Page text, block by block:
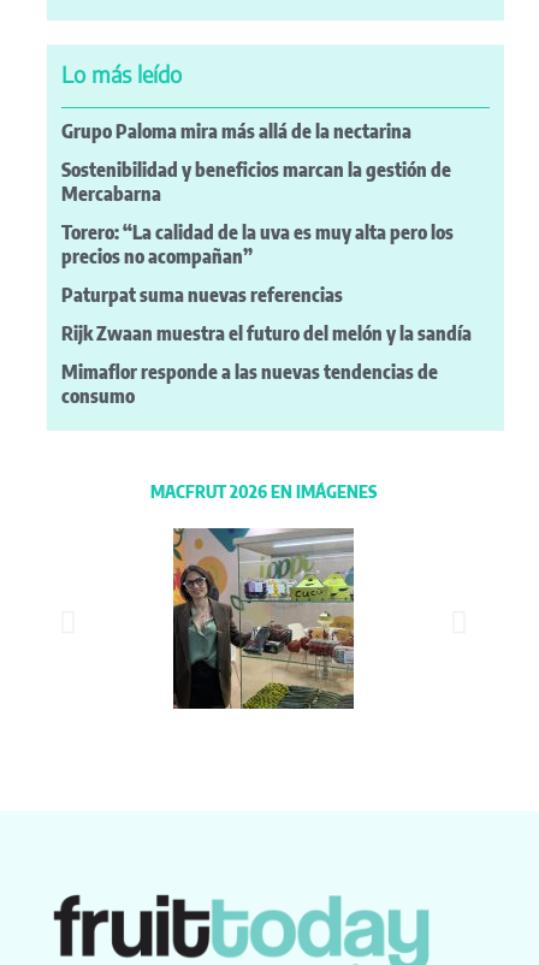
Lo más leído
Grupo Paloma mira más allá de la nectarina
Sostenibilidad y beneficios marcan la gestión de
Mercabarna
Torero: “La calidad de la uva es muy alta pero los
precios no acompañan”
Paturpat suma nuevas referencias
Rijk Zwaan muestra el futuro del melón y la sandía
Mimaflor responde a las nuevas tendencias de
consumo
MACFRUT 2026 EN IMÁGENES